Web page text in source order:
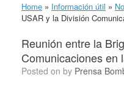
Home » Información útil »
USAR y la División
Reunión entre la
Comunicaciones en
Posted on by Prensa